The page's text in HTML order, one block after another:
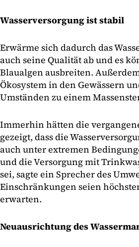
Wasserversorgung ist stabil
Erwärme sich dadurch das
auch seine Qualität ab und es
Blaualgen ausbreiten.
Ökosystem in den Gewässern
Umständen zu einem
Immerhin hätten die
gezeigt, dass die
auch unter extremen
und die Versorgung mit
sei, sagte ein Sprecher des
Einschränkungen seien
erwarten.
Neuausrichtung des